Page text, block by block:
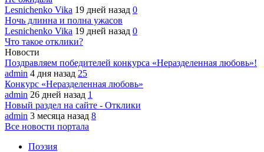
Lesnichenko Vika 19 дней назад 0
Ночь длинна и полна ужасов
Lesnichenko Vika 19 дней назад 0
Что такое отклики?
Новости
Поздравляем победителей конкурса «Неразделенная любовь»!
admin 4 дня назад 25
Конкурс «Неразделенная любовь»
admin 26 дней назад 1
Новый раздел на сайте - Отклики
admin 3 месяца назад 8
Все новости портала
Поэзия